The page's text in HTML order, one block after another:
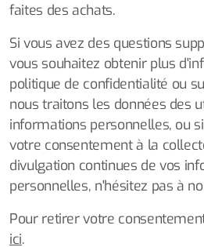
faites des achats.
Si vous avez des questions
vous souhaitez obtenir plus
politique de confidentialité ou
nous traitons les données des
informations personnelles, ou
votre consentement à la
divulgation continues de vos
personnelles, n'hésitez pas à
Pour retirer votre
ici.